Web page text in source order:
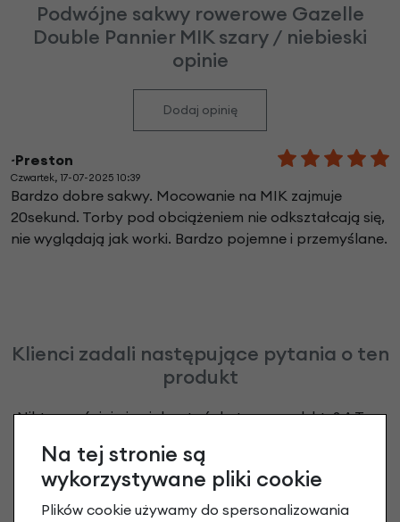
Podwójne sakwy rowerowe Gazelle
Double Pannier MIK szary / niebieski
opinie
Dodaj opinię
~Preston
Czwartek, 17-07-2025 10:39
Bardzo dobre sakwy. Mocowanie na MIK zajmuje
20sekund. Torby pod obciążeniem nie odkształcają się,
nie wyglądają jak worki. Bardzo pojemne i przemyślane.
Klienci zadali następujące pytania o ten
produkt
Nikt wcześniej niemiał pytań do tego produktu? A Ty o
Zadaj pytanie
Na tej stronie są
wykorzystywane pliki cookie
Plików cookie używamy do spersonalizowania